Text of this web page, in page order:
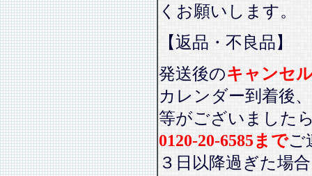
くお願いします。
【返品・不良品】
発送後のキャンセ
カレンダー到着後、
等がございました
0120-20-6585までご
３日以降過ぎた場